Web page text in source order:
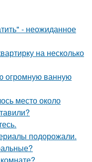
- неожиданное
на несколько
огромную ванную
место около
подорожали.